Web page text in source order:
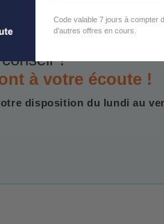
?
à votre écoute !
disposition du lundi au
Code valable 7 jours à compter
d'autres offres en cours.